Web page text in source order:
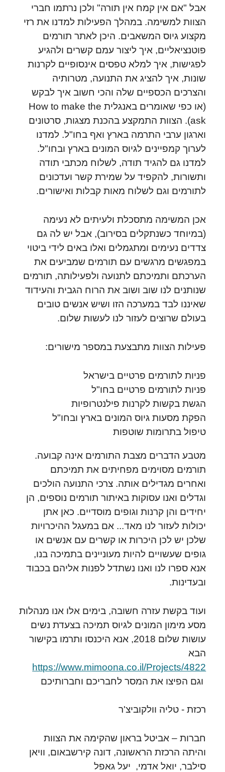
אבל "אם אין קמח אין תורה" ולכן נרתמו חברי
הצוות למשימה. במהלך הפעילות למדנו את רזי
מקצוע גיוס המשאבים. היכן לאתר תורמים
פוטנציאליים, איך ליצור עמם קשרים ולהגיע
לפגישות, איך למלא טפסים אינסופיים לקרנות
שונות, איך להציג את התנועה, מטרותיה
והצרכים הכספיים שלה והכי חשוב איך לבקש
(או כפי שאומרים באנגלית How to make the
ask). הצוות התמקצע בהכנת מצגות, סרטונים
וארגון ערבי התרמה בארץ ואף בחו"ל. למדנו
לערוך קמפיינים לגיוס המונים בארץ ובחו"ל.
למדנו גם להגיד תודה, לשלוח מכתבי תודה
ותשורות, להקפיד על שמירת קשר ועדכונים
לתורמים וגם לשלוח מאות קבלות ואישורים.
אכן המשימה מתסכלת ולעיתים לא נעימה
(במיוחד כשנתקלים בסירוב), אבל יש לה גם
צדדים נעימים ומתגמלים ואלו באים לידי ביטוי
במפגשים מרגשים עם תורמים שמביעים את
הערכתם ותמיכתם לתנועה ולפעילותה, תורמים
שנותנים לנו שוב ושוב את הרוח הגבית והעידוד
שאיננו לבד במערכה הזו ושיש אנשים טובים
בעולם שרוצים לעזור לנו לעשות שלום.
פעילות הצוות מתבצעת במספר מישורים:
פניות לתורמים פרטיים בישראל
פניות לתורמים פרטיים בחו"ל
הגשת בקשות לקרנות פילנטרופיות
הפקת מסעות גיוס המונים בארץ ובחו"ל
טיפול בתרומות שוטפות
מטבע הדברים מצבת התורמים אינה קבועה.
תורמים מסוימים מפחיתים את תמיכתם
ואחרים מגדילים אותה. צרכי התנועה הולכים
וגדלים ואנו עסוקות באיתור תורמים נוספים, הן
יחידים והן קרנות וגופים מוסדיים. כאן אתן
יכולות לעזור לנו מאד... אם במעגל ההיכרויות
שלכן יש לכן היכרות או קשרים עם אנשים או
גופים שעשויים להיות מעוניינים בתמיכה בנו,
אנא ספרו לנו ואנו נשתדל לפנות אליהם בכבוד
ובעדינות.
ועוד בקשת עזרה חשובה, בימים אלו אנו מנהלות
מסע מימון המונים לגיוס תמיכה בצעדת נשים
עושות שלום 2018, אנא היכנסו ותרמו בקישור
הבא
https://www.mimoona.co.il/Projects/4822
וגם הפיצו את המסר לחבריכם וחברותיכם
רכזת - טליה וולקוביצ'ר
חברות – אביטל בראון שהקימה את הצוות
והיתה הרכזת הראשונה, דונה קירשבאום, וויאן
סילבר, יואל אדמי, יעל גאפל